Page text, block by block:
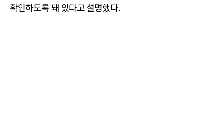
확인하도록 돼 있다고 설명했다.